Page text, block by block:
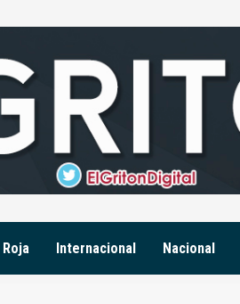
Internacional Nacional